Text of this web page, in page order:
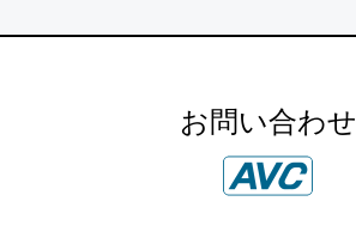
お問い合わせ